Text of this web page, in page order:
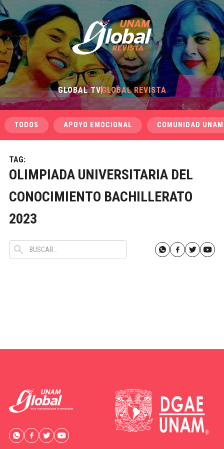
GLOBAL TVGLOBAL REVISTA
TODOS APOYO EMOCIONAL COMUNIDAD UNAM
TAG:
OLIMPIADA UNIVERSITARIA DEL
CONOCIMIENTO BACHILLERATO
2023